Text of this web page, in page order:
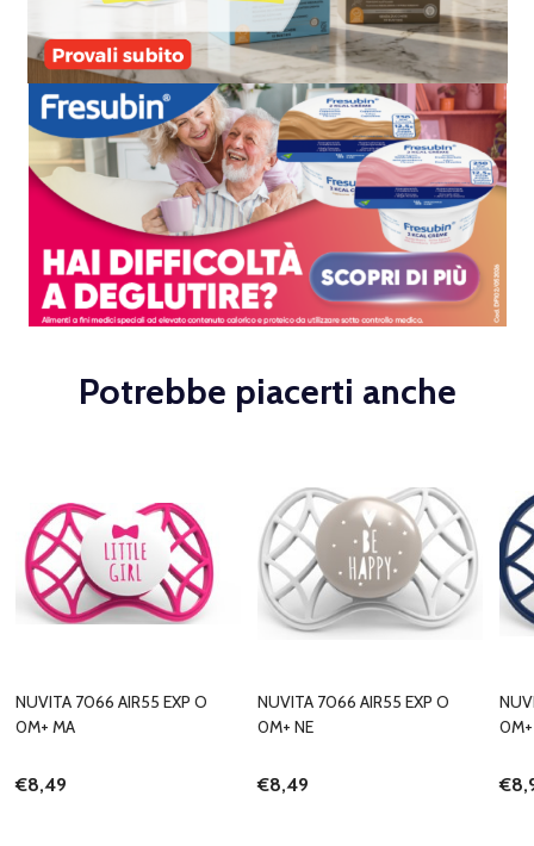
Potrebbe piacerti anche
NUVITA 7066 AIR55 EXP O
0M+ MA
€8,49
NUVITA 7066 AIR55 EXP O
0M+ NE
€8,49